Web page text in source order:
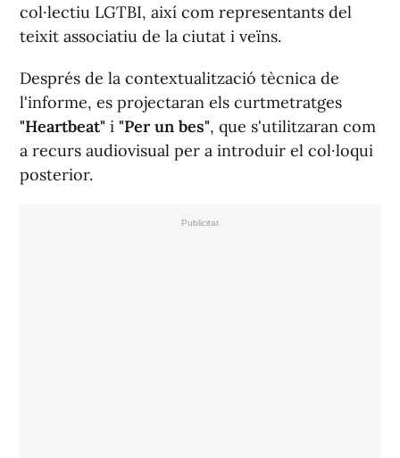
col·lectiu LGTBI, així com representants del
teixit associatiu de la ciutat i veïns.
Després de la contextualització tècnica de
l'informe, es projectaran els curtmetratges
"Heartbeat" i "Per un bes", que s'utilitzaran com
a recurs audiovisual per a introduir el col·loqui
posterior.